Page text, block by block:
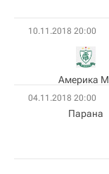
10.11.2018 20:00
Америка
04.11.2018 20:00
Парана